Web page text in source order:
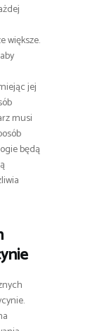
większe.
jej
musi
będą